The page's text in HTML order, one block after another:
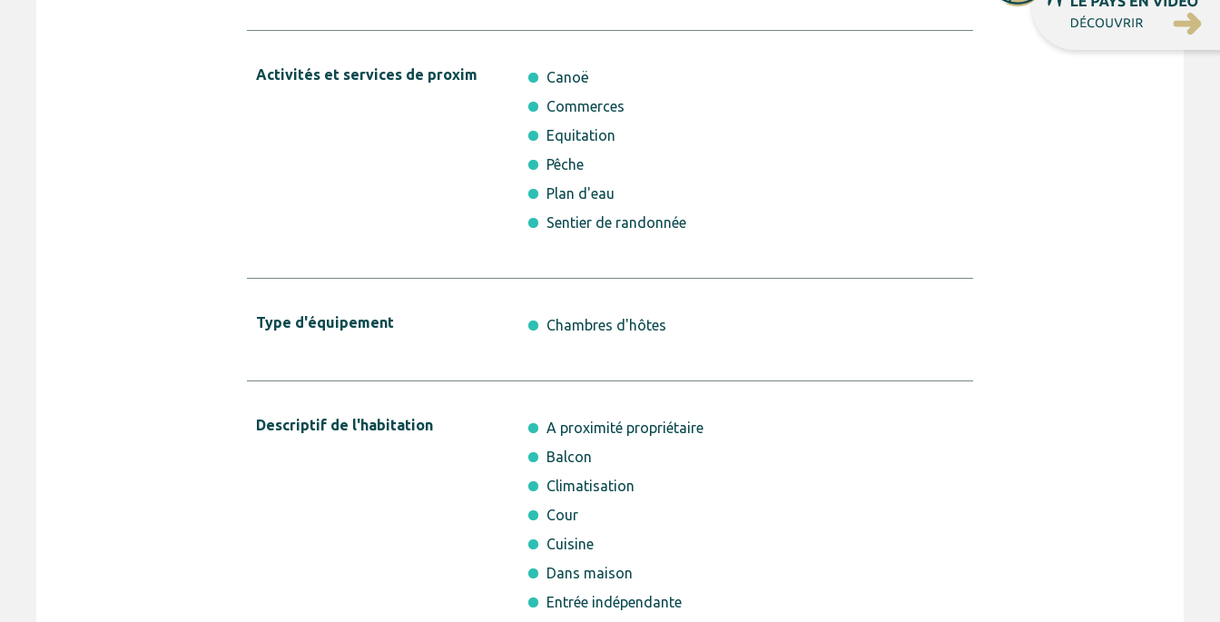
Activités et services de proxim
Canoë
Commerces
Equitation
Pêche
Plan d'eau
Sentier de randonnée
Type d'équipement Chambres d'hôtes
Descriptif de l'habitation
A proximité propriétaire
Balcon
Climatisation
Cour
Cuisine
Dans maison
Entrée indépendante